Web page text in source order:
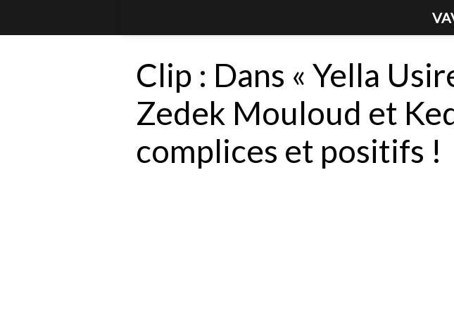
Clip : Dans « Yella
Zedek Mouloud et
complices et positifs !